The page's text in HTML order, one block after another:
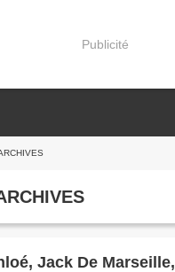
Publicité
Jack De Marseille,